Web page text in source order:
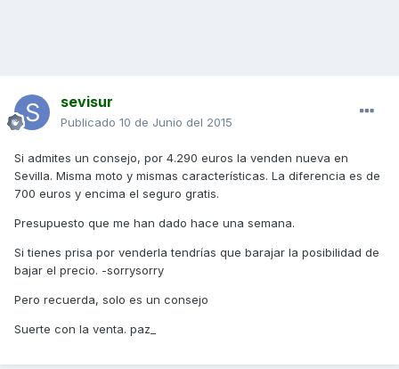
sevisur
Publicado 10 de Junio del 2015
Si admites un consejo, por 4.290 euros la venden nueva en
Sevilla. Misma moto y mismas características. La diferencia es de
700 euros y encima el seguro gratis.
Presupuesto que me han dado hace una semana.
Si tienes prisa por venderla tendrías que barajar la posibilidad de
bajar el precio. -sorrysorry
Pero recuerda, solo es un consejo
Suerte con la venta. paz_